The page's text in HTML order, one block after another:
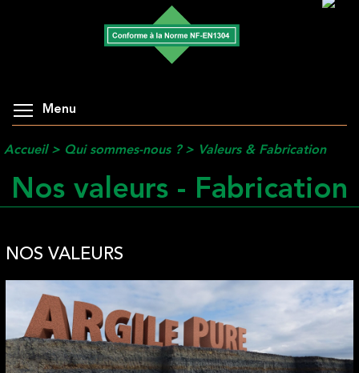
Menu
Accueil> Qui sommes-nous ?> Valeurs & Fabrication
Nos valeurs - Fabrication
NOS VALEURS